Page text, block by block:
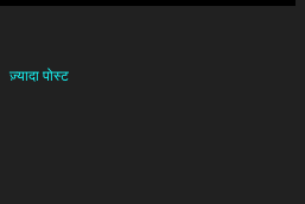
ज़्यादा पोस्ट